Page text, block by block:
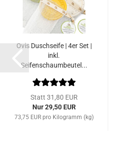
Ovis Duschseife | 4er Set |
inkl.
Seifenschaumbeutel...
Statt 31,80 EUR
Nur 29,50 EUR
73,75 EUR pro Kilogramm (kg)